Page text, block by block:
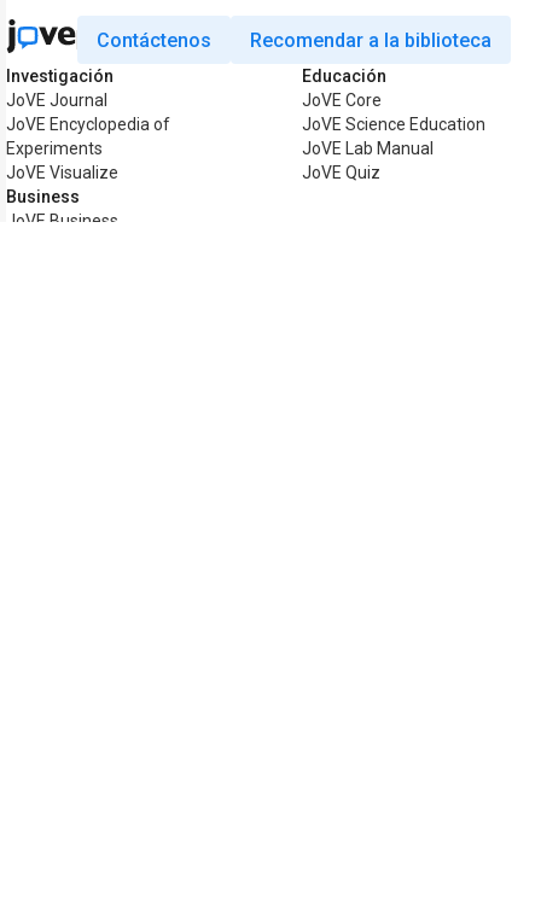
Contáctenos Recomendar a la biblioteca
Investigación
JoVE Journal
JoVE Encyclopedia of
Experiments
JoVE Visualize
Business
JoVE Business
Educación
JoVE Core
JoVE Science Education
JoVE Lab Manual
JoVE Quiz